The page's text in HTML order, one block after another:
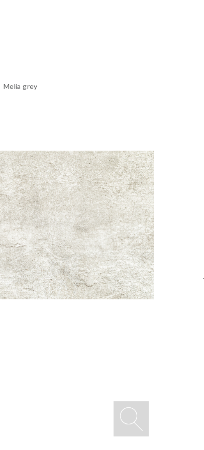
Melia grey